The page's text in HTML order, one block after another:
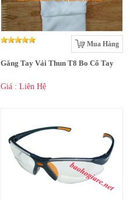
Mua Hàng
Găng Tay Vải Thun T8 Bo Cổ Tay
Giá : Liên Hệ